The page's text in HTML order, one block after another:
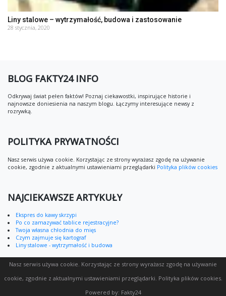
Liny stalowe – wytrzymałość, budowa i zastosowanie
28 stycznia, 2020
BLOG FAKTY24 INFO
Odkrywaj świat pełen faktów! Poznaj ciekawostki, inspirujące historie i
najnowsze doniesienia na naszym blogu. Łączymy interesujące newsy z
rozrywką.
POLITYKA PRYWATNOŚCI
Nasz serwis używa cookie. Korzystając ze strony wyrażasz zgodę na używanie
cookie, zgodnie z aktualnymi ustawieniami przeglądarki Polityka plików cookies
NAJCIEKAWSZE ARTYKUŁY
Ekspres do kawy skrzypi
Po co zamazywać tablice rejestracyjne?
Twoja własna chłodnia do mięs
Czym zajmuje się kartograf
Liny stalowe - wytrzymałość i budowa
Nasz serwis używa cookie. Korzystając ze strony wyrażasz zgodę na używanie
cookie, zgodnie z aktualnymi ustawieniami przeglądarki. Polityka plików cookies.
Powered by: Fakty24